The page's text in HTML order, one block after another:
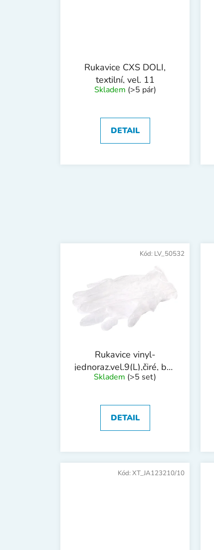
Rukavice CXS DOLI,
textilní, vel. 11
Skladem (>5 pár)
DETAIL
Rukavice vinyl-
jednoraz.vel.9(L),čiré, bez
pudru 100ks
Skladem (>5 set)
DETAIL
Kód: LV_50532
Kód: XT_JA123210/10